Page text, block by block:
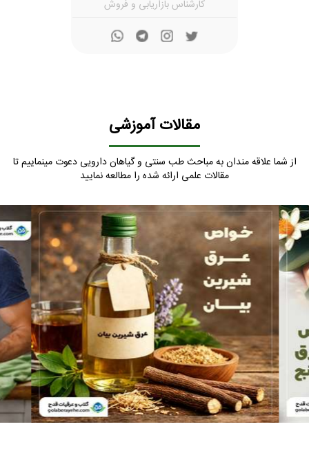
کارشناس بازاریابی و فروش
مقالات آموزشی
از شما علاقه مندان به مباحث طب سنتی و گیاهان دارویی دعوت مینماییم تا
مقالات علمی ارائه شده را مطالعه نمایید